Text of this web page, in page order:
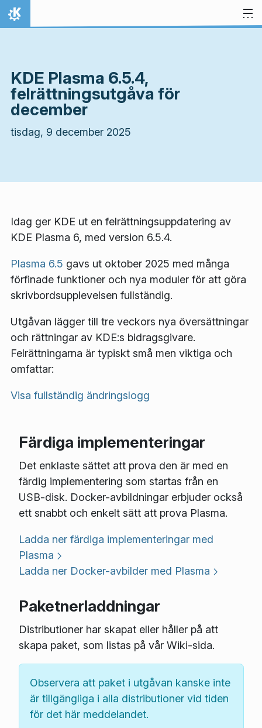
Gå till innehåll
Hem
KDE Plasma 6.5.4,
felrättningsutgåva för
december
tisdag, 9 december 2025
Idag ger KDE ut en felrättningsuppdatering av
KDE Plasma 6, med version 6.5.4.
Plasma 6.5 gavs ut oktober 2025 med många
förfinade funktioner och nya moduler för att göra
skrivbordsupplevelsen fullständig.
Utgåvan lägger till tre veckors nya översättningar
och rättningar av KDE:s bidragsgivare.
Felrättningarna är typiskt små men viktiga och
omfattar:
Visa fullständig ändringslogg
Färdiga implementeringar
Det enklaste sättet att prova den är med en
färdig implementering som startas från en
USB-disk. Docker-avbildningar erbjuder också
ett snabbt och enkelt sätt att prova Plasma.
Ladda ner färdiga implementeringar med
Plasma
Ladda ner Docker-avbilder med Plasma
Paketnerladdningar
Distributioner har skapat eller håller på att
skapa paket, som listas på vår Wiki-sida.
Observera att paket i utgåvan kanske inte
är tillgängliga i alla distributioner vid tiden
för det här meddelandet.